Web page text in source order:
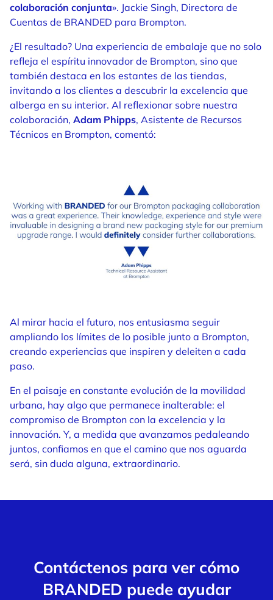
colaboración conjunta». Jackie Singh, Directora de
Cuentas de BRANDED para Brompton.
¿El resultado? Una experiencia de embalaje que no solo
refleja el espíritu innovador de Brompton, sino que
también destaca en los estantes de las tiendas,
invitando a los clientes a descubrir la excelencia que
alberga en su interior. Al reflexionar sobre nuestra
colaboración, Adam Phipps, Asistente de Recursos
Técnicos en Brompton, comentó:
Al mirar hacia el futuro, nos entusiasma seguir
ampliando los límites de lo posible junto a Brompton,
creando experiencias que inspiren y deleiten a cada
paso.
En el paisaje en constante evolución de la movilidad
urbana, hay algo que permanece inalterable: el
compromiso de Brompton con la excelencia y la
innovación. Y, a medida que avanzamos pedaleando
juntos, confiamos en que el camino que nos aguarda
será, sin duda alguna, extraordinario.
Contáctenos para ver cómo
BRANDED puede ayudar